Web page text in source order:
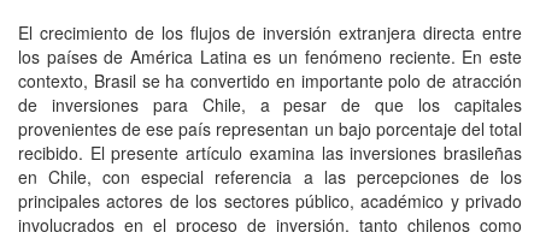
El crecimiento de los flujos de inversión extranjera directa entre
los países de América Latina es un fenómeno reciente. En este
contexto, Brasil se ha convertido en importante polo de atracción
de inversiones para Chile, a pesar de que los capitales
provenientes de ese país representan un bajo porcentaje del total
recibido. El presente artículo examina las inversiones brasileñas
en Chile, con especial referencia a las percepciones de los
principales actores de los sectores público, académico y privado
involucrados en el proceso de inversión, tanto chilenos como